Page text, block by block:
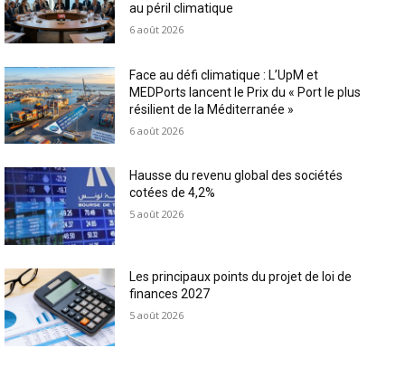
au péril climatique
6 août 2026
Face au défi climatique : L’UpM et
MEDPorts lancent le Prix du « Port le plus
résilient de la Méditerranée »
6 août 2026
Hausse du revenu global des sociétés
cotées de 4,2%
5 août 2026
Les principaux points du projet de loi de
finances 2027
5 août 2026